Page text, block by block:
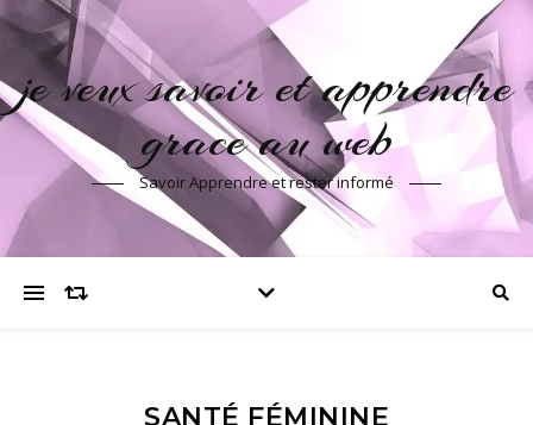
je veux savoir et apprendre
grace au web
Savoir Apprendre et rester informé
SANTÉ FÉMININE